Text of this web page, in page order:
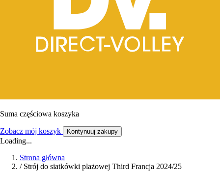
Suma częściowa koszyka
Zobacz mój koszyk Kontynuuj zakupy
Loading...
Strona główna
/ Strój do siatkówki plażowej Third Francja 2024/25